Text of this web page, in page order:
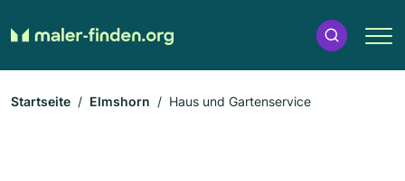
Startseite Elmshorn Haus und Gartenservice